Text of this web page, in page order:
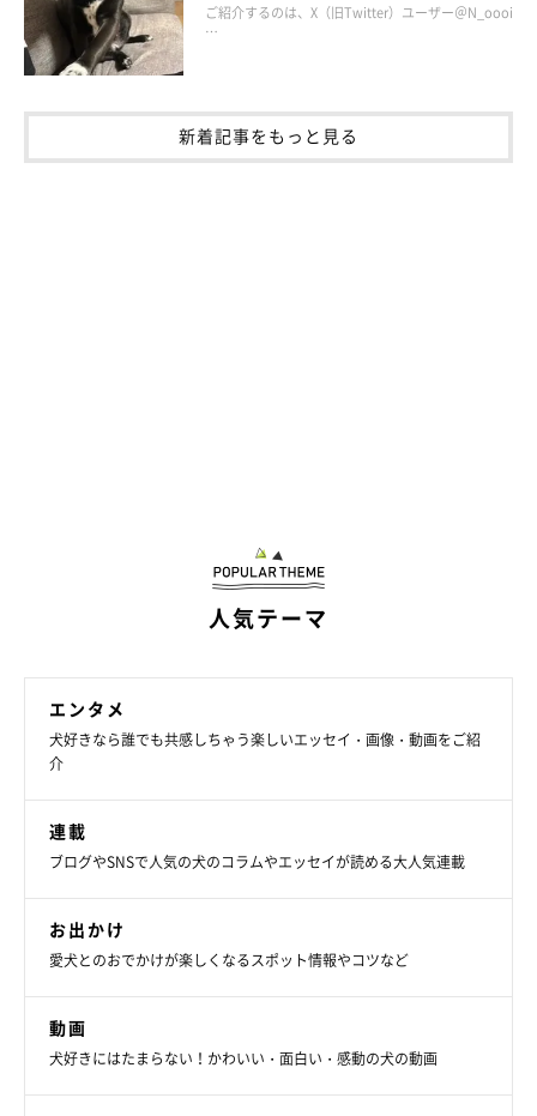
ご紹介するのは、X（旧Twitter）ユーザー＠N_oooi
…
新着記事をもっと見る
人気テーマ
エンタメ
犬好きなら誰でも共感しちゃう楽しいエッセイ・画像・動画をご紹
介
連載
ブログやSNSで人気の犬のコラムやエッセイが読める大人気連載
お出かけ
愛犬とのおでかけが楽しくなるスポット情報やコツなど
動画
犬好きにはたまらない！かわいい・面白い・感動の犬の動画